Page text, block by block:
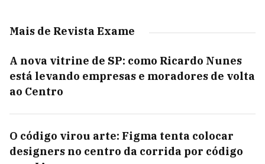
Mais de Revista Exame
A nova vitrine de SP: como Ricardo Nunes
está levando empresas e moradores de volta
ao Centro
O código virou arte: Figma tenta colocar
designers no centro da corrida por código